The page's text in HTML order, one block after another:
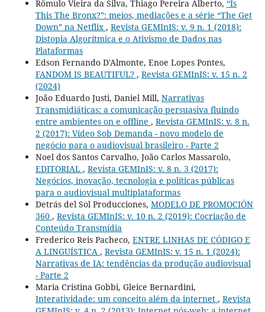
Rômulo Vieira da Silva, Thiago Pereira Alberto, “Is
This The Bronx?”: meios, mediações e a série “The Get
Down” na Netflix , Revista GEMInIS: v. 9 n. 1 (2018):
Distopia Algorítmica e o Ativismo de Dados nas
Plataformas
Edson Fernando D'Almonte, Enoe Lopes Pontes,
FANDOM IS BEAUTIFUL? , Revista GEMInIS: v. 15 n. 2
(2024)
João Eduardo Justi, Daniel Mill, Narrativas
Transmidiáticas: a comunicação persuasiva fluindo
entre ambientes on e offline , Revista GEMInIS: v. 8 n.
2 (2017): Vídeo Sob Demanda - novo modelo de
negócio para o audiovisual brasileiro - Parte 2
Noel dos Santos Carvalho, João Carlos Massarolo,
EDITORIAL , Revista GEMInIS: v. 8 n. 3 (2017):
Negócios, inovação, tecnologia e políticas públicas
para o audiovisual multiplataformas
Detrás del Sol Producciones, MODELO DE PROMOCIÓN
360 , Revista GEMInIS: v. 10 n. 2 (2019): Cocriação de
Conteúdo Transmídia
Frederico Reis Pacheco, ENTRE LINHAS DE CÓDIGO E
A LINGUÍSTICA , Revista GEMInIS: v. 15 n. 1 (2024):
Narrativas de IA: tendências da produção audiovisual
- Parte 2
Maria Cristina Gobbi, Gleice Bernardini,
Interatividade: um conceito além da internet , Revista